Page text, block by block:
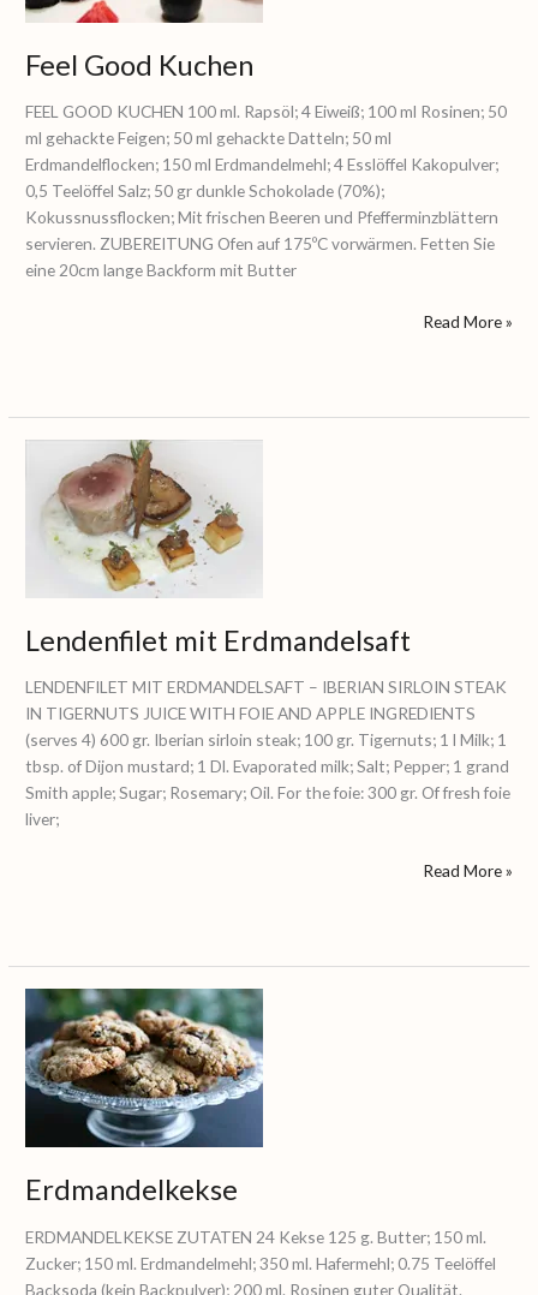
Feel Good Kuchen
FEEL GOOD KUCHEN 100 ml. Rapsöl; 4 Eiweiß; 100 ml Rosinen; 50
ml gehackte Feigen; 50 ml gehackte Datteln; 50 ml
Erdmandelflocken; 150 ml Erdmandelmehl; 4 Esslöffel Kakopulver;
0,5 Teelöffel Salz; 50 gr dunkle Schokolade (70%);
Kokussnussflocken; Mit frischen Beeren und Pfefferminzblättern
servieren. ZUBEREITUNG Ofen auf 175ºC vorwärmen. Fetten Sie
eine 20cm lange Backform mit Butter
Read More »
Lendenfilet mit Erdmandelsaft
LENDENFILET MIT ERDMANDELSAFT – IBERIAN SIRLOIN STEAK
IN TIGERNUTS JUICE WITH FOIE AND APPLE INGREDIENTS
(serves 4) 600 gr. Iberian sirloin steak; 100 gr. Tigernuts; 1 l Milk; 1
tbsp. of Dijon mustard; 1 Dl. Evaporated milk; Salt; Pepper; 1 grand
Smith apple; Sugar; Rosemary; Oil. For the foie: 300 gr. Of fresh foie
liver;
Read More »
Erdmandelkekse
ERDMANDELKEKSE ZUTATEN 24 Kekse 125 g. Butter; 150 ml.
Zucker; 150 ml. Erdmandelmehl; 350 ml. Hafermehl; 0.75 Teelöffel
Backsoda (kein Backpulver); 200 ml. Rosinen guter Qualität.